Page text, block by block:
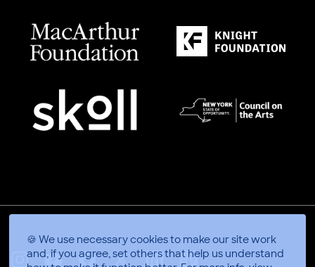
🍪 We use necessary cookies to make our site work
and, if you agree, set others that help us understand